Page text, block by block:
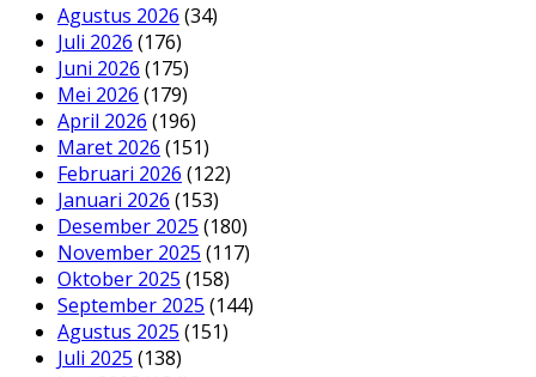
Agustus 2026 (34)
Juli 2026 (176)
Juni 2026 (175)
Mei 2026 (179)
April 2026 (196)
Maret 2026 (151)
Februari 2026 (122)
Januari 2026 (153)
Desember 2025 (180)
November 2025 (117)
Oktober 2025 (158)
September 2025 (144)
Agustus 2025 (151)
Juli 2025 (138)